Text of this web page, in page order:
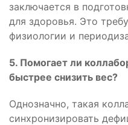
заключается в
для здоровья. Это
физиологии и
5. Помогает ли
быстрее снизить вес?
Однозначно, такая
синхронизировать